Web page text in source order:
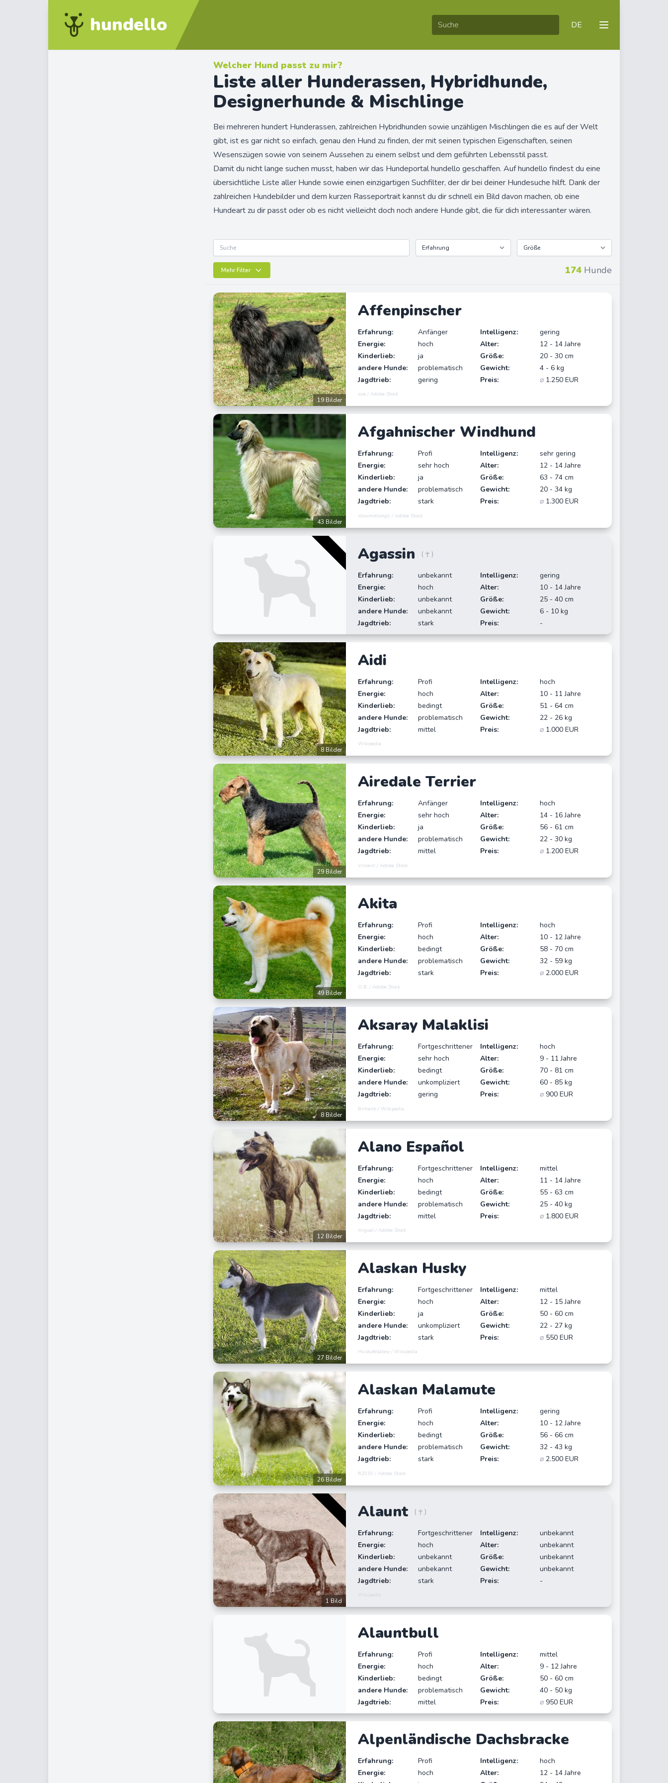
hundello DE
Welcher Hund passt zu mir?
Liste aller Hunderassen, Hybridhunde,
Designerhunde & Mischlinge
Bei mehreren hundert Hunderassen, zahlreichen Hybridhunden sowie unzähligen Mischlingen die es auf der Welt
gibt, ist es gar nicht so einfach, genau den Hund zu finden, der mit seinen typischen Eigenschaften, seinen
Wesenszügen sowie von seinem Aussehen zu einem selbst und dem geführten Lebensstil passt.
Damit du nicht lange suchen musst, haben wir das Hundeportal hundello geschaffen. Auf hundello findest du eine
übersichtliche Liste aller Hunde sowie einen einzigartigen Suchfilter, der dir bei deiner Hundesuche hilft. Dank der
zahlreichen Hundebilder und dem kurzen Rasseportrait kannst du dir schnell ein Bild davon machen, ob eine
Hundeart zu dir passt oder ob es nicht vielleicht doch noch andere Hunde gibt, die für dich interessanter wären.
Mehr Filter 174 Hunde
19 Bilder
Affenpinscher
Erfahrung: Anfänger Intelligenz:
gering
Energie:
hoch Alter:
12 - 14 Jahre
Kinderlieb:
ja Größe:
20 - 30 cm
andere Hunde:
problematisch Gewicht:
4 - 6 kg
Jagdtrieb:
gering Preis: ⌀ 1.250 EUR
sue / Adobe Stock
43 Bilder
Afgahnischer Windhund
Erfahrung: Profi Intelligenz:
sehr gering
Energie:
sehr hoch Alter:
12 - 14 Jahre
Kinderlieb:
ja Größe:
63 - 74 cm
andere Hunde:
problematisch Gewicht:
20 - 34 kg
Jagdtrieb:
stark Preis: ⌀ 1.300 EUR
slowmotiongli / Adobe Stock
Agassin ( )
Erfahrung: unbekannt Intelligenz:
gering
Energie:
hoch Alter:
10 - 14 Jahre
Kinderlieb:
unbekannt Größe:
25 - 40 cm
andere Hunde:
unbekannt Gewicht:
6 - 10 kg
Jagdtrieb:
stark Preis: -
8 Bilder
Aidi
Erfahrung: Profi Intelligenz:
hoch
Energie:
hoch Alter:
10 - 11 Jahre
Kinderlieb:
bedingt Größe:
51 - 64 cm
andere Hunde:
problematisch Gewicht:
22 - 26 kg
Jagdtrieb:
mittel Preis: ⌀ 1.000 EUR
Wikipedia
29 Bilder
Airedale Terrier
Erfahrung: Anfänger Intelligenz:
hoch
Energie:
sehr hoch Alter:
14 - 16 Jahre
Kinderlieb:
ja Größe:
56 - 61 cm
andere Hunde:
problematisch Gewicht:
22 - 30 kg
Jagdtrieb:
mittel Preis: ⌀ 1.200 EUR
Vincent / Adobe Stock
49 Bilder
Akita
Erfahrung: Profi Intelligenz:
hoch
Energie:
hoch Alter:
10 - 12 Jahre
Kinderlieb:
bedingt Größe:
58 - 70 cm
andere Hunde:
problematisch Gewicht:
32 - 59 kg
Jagdtrieb:
stark Preis: ⌀ 2.000 EUR
O.B. / Adobe Stock
8 Bilder
Aksaray Malaklisi
Erfahrung: Fortgeschrittener Intelligenz:
hoch
Energie:
sehr hoch Alter:
9 - 11 Jahre
Kinderlieb:
bedingt Größe:
70 - 81 cm
andere Hunde:
unkompliziert Gewicht:
60 - 85 kg
Jagdtrieb:
gering Preis: ⌀ 900 EUR
Birhanb / Wikipedia
12 Bilder
Alano Español
Erfahrung: Fortgeschrittener Intelligenz:
mittel
Energie:
hoch Alter:
11 - 14 Jahre
Kinderlieb:
bedingt Größe:
55 - 63 cm
andere Hunde:
problematisch Gewicht:
25 - 40 kg
Jagdtrieb:
mittel Preis: ⌀ 1.800 EUR
miguel / Adobe Stock
27 Bilder
Alaskan Husky
Erfahrung: Fortgeschrittener Intelligenz:
mittel
Energie:
hoch Alter:
12 - 15 Jahre
Kinderlieb:
ja Größe:
50 - 60 cm
andere Hunde:
unkompliziert Gewicht:
22 - 27 kg
Jagdtrieb:
stark Preis: ⌀ 550 EUR
Huskyfellaboy / Wikipedia
26 Bilder
Alaskan Malamute
Erfahrung: Profi Intelligenz:
gering
Energie:
hoch Alter:
10 - 12 Jahre
Kinderlieb:
bedingt Größe:
56 - 66 cm
andere Hunde:
problematisch Gewicht:
32 - 43 kg
Jagdtrieb:
stark Preis: ⌀ 2.500 EUR
ft2010 / Adobe Stock
1 Bild
Alaunt ( )
Erfahrung: Fortgeschrittener Intelligenz:
unbekannt
Energie:
hoch Alter:
unbekannt
Kinderlieb:
unbekannt Größe:
unbekannt
andere Hunde:
unbekannt Gewicht:
unbekannt
Jagdtrieb:
stark Preis: -
Wikipedia
Alauntbull
Erfahrung: Profi Intelligenz:
mittel
Energie:
hoch Alter:
9 - 12 Jahre
Kinderlieb:
bedingt Größe:
50 - 60 cm
andere Hunde:
problematisch Gewicht:
40 - 50 kg
Jagdtrieb:
mittel Preis: ⌀ 950 EUR
Alpenländische Dachsbracke
Erfahrung: Profi Intelligenz:
hoch
Energie:
hoch Alter:
12 - 14 Jahre